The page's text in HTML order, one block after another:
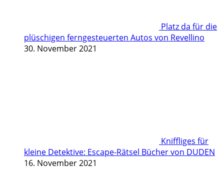
Platz da für die
plüschigen ferngesteuerten Autos von Revellino
30. November 2021
Kniffliges für
kleine Detektive: Escape-Rätsel Bücher von DUDEN
16. November 2021